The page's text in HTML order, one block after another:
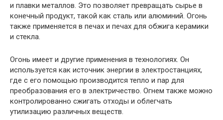
и плавки металлов. Это позволяет превращать сырье в
конечный продукт, такой как сталь или алюминий. Огонь
также применяется в печах и печах для обжига керамики
и стекла.
Огонь имеет и другие применения в технологиях. Он
используется как источник энергии в электростанциях,
где с его помощью производится тепло и пар для
преобразования его в электричество. Огнем также можно
контролированно сжигать отходы и облегчать
утилизацию различных веществ.